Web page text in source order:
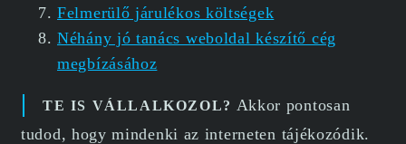
Felmerülő járulékos költségek
Néhány jó tanács weboldal készítő cég
megbízásához
TE IS VÁLLALKOZOL? Akkor pontosan
tudod, hogy mindenki az interneten tájékozódik.